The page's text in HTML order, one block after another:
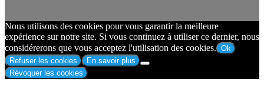
Nous utilisons des cookies pour vous garantir la meilleure
expérience sur notre site. Si vous continuez à utiliser ce dernier, nous
considérerons que vous acceptez l'utilisation des cookies. Ok
Refuser les cookies
En savoir plus
Révoquer les cookies